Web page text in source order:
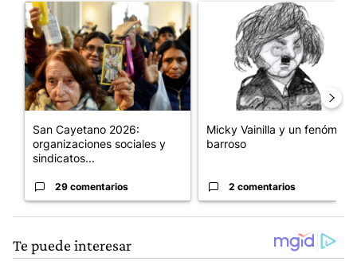
Un artículo de tendencia con el título "San Cayetano 2026:
San Cayetano 2026:
organizaciones sociales y
sindicatos...
29 comentarios
Un artículo de tendencia
Micky Vainilla y un fenómeno
barroso
2 comentarios